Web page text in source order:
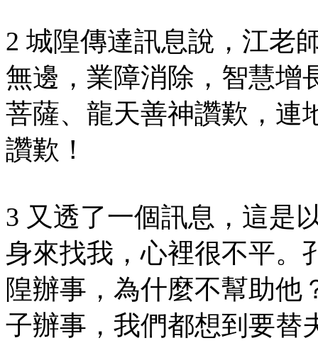
2 城隍傳達訊息說，江老
無邊，業障消除，智慧增
菩薩、龍天善神讚歎，連
讚歎！
3 又透了一個訊息，這是
身來找我，心裡很不平。
隍辦事，為什麼不幫助他
子辦事，我們都想到要替